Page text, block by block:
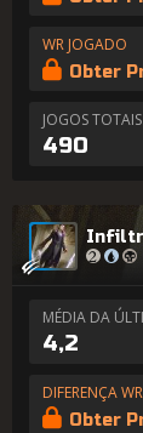
WR JOGADO
Obter
JOGOS TOTAIS
490
MÉDIA DA
4,2
DIFERENÇA
Obter